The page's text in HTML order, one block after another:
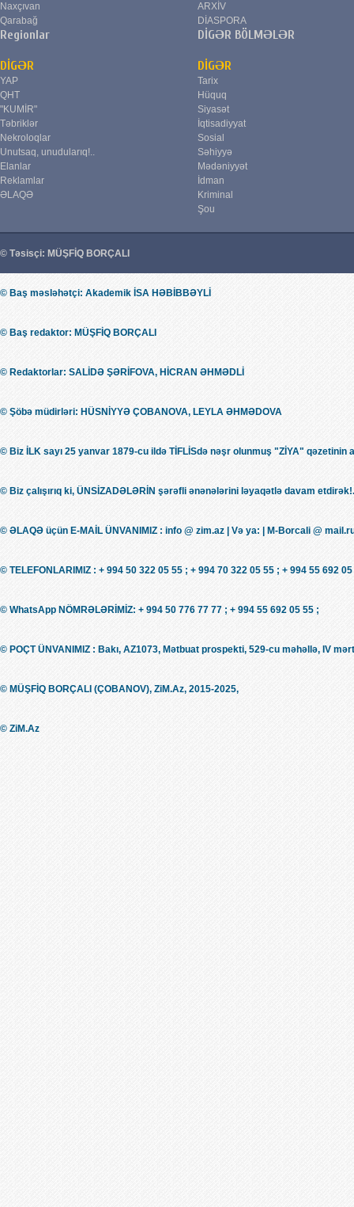
Naxçıvan
Qarabağ
Regionlar
ARXİV
DİASPORA
DİGƏR BÖLMƏLƏR
DİGƏR
YAP
QHT
"KUMİR"
Təbriklər
Nekroloqlar
Unutsaq, unudularıq!..
Elanlar
Reklamlar
ƏLAQƏ
DİGƏR
Tarix
Hüquq
Siyasət
İqtisadiyyat
Sosial
Səhiyyə
Mədəniyyət
İdman
Kriminal
Şou
© Təsisçi: MÜŞFİQ BORÇALI
© Baş məsləhətçi: Akademik İSA HƏBİBBƏYLİ
© Baş redaktor: MÜŞFİQ BORÇALI
© Redaktorlar: SALİDƏ ŞƏRİFOVA, HİCRAN ƏHMƏDLİ
© Şöbə müdirləri: HÜSNİYYƏ ÇOBANOVA, LEYLA ƏHMƏDOVA
© Biz İLK sayı 25 yanvar 1879-cu ildə TİFLİSdə nəşr olunmuş "ZİYA" qəzetinin
© Biz çalışırıq ki, ÜNSİZADƏLƏRİN şərəfli ənənələrini ləyaqətlə davam
© ƏLAQƏ üçün E-MAİL ÜNVANIMIZ : info @ zim.az | Və ya: | M-Borcali @
© TELEFONLARIMIZ : + 994 50 322 05 55 ; + 994 70 322 05 55 ; + 994 55 692
© WhatsApp NÖMRƏLƏRİMİZ: + 994 50 776 77 77 ; + 994 55 692 05 55 ;
© POÇT ÜNVANIMIZ : Bakı, AZ1073, Mətbuat prospekti, 529-cu məhəllə, IV
© MÜŞFİQ BORÇALI (ÇOBANOV), ZiM.Az, 2015-2025,
© ZiM.Az